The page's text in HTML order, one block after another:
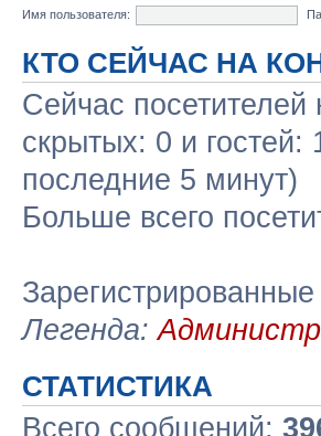
Имя пользователя:
КТО СЕЙЧАС НА
Сейчас
скрытых: 0 и гостей:
последние 5 минут)
Больше всего
Легенда:
СТАТИСТИКА
Всего сообщений: